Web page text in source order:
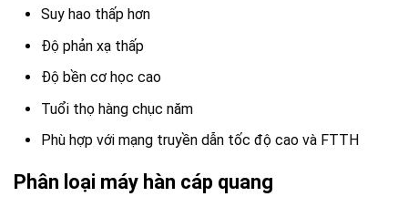
Suy hao thấp hơn
Độ phản xạ thấp
Độ bền cơ học cao
Tuổi thọ hàng chục năm
Phù hợp với mạng truyền dẫn tốc độ cao và FTTH
Phân loại máy hàn cáp quang